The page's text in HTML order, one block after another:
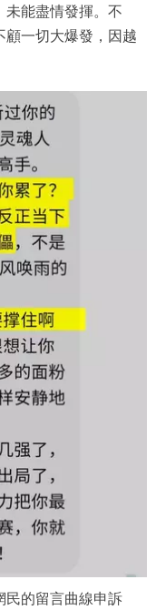
未能盡情發揮。不
顧一切大爆發，因越
民的留言曲線申訴